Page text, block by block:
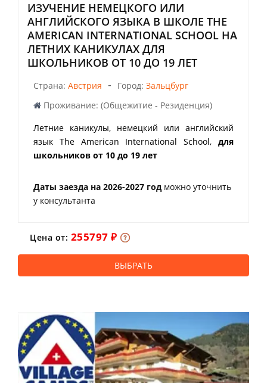
ИЗУЧЕНИЕ НЕМЕЦКОГО ИЛИ
АНГЛИЙСКОГО ЯЗЫКА В ШКОЛЕ THE
AMERICAN INTERNATIONAL SCHOOL НА
ЛЕТНИХ КАНИКУЛАХ ДЛЯ
ШКОЛЬНИКОВ ОТ 10 ДО 19 ЛЕТ
Страна: Австрия - Город: Зальцбург
Проживание: (Общежитие - Резиденция)
Летние каникулы, немецкий или английский
язык The American International School, для
школьников от 10 до 19 лет
Даты заезда на 2026-2027 год можно уточнить
у консультанта
Цена от: 255797 ₽
ВЫБРАТЬ